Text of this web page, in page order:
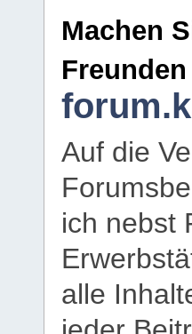
Machen
Auf die
ich nebst
alle